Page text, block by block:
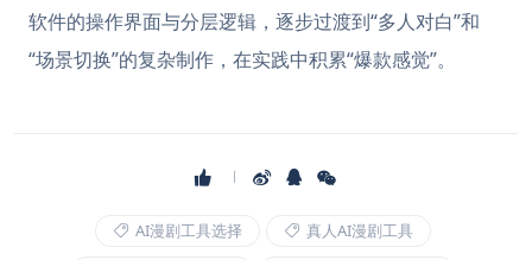
软件的操作界面与分层逻辑，逐步过渡到“多人对白”和
“场景切换”的复杂制作，在实践中积累“爆款感觉”。
AI漫剧工具选择
真人AI漫剧工具